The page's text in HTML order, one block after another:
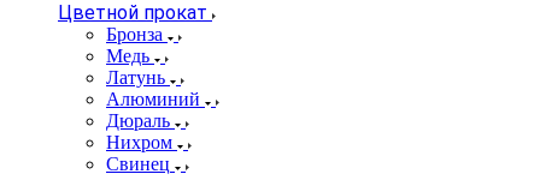
Цветной прокат
Бронза
Медь
Латунь
Алюминий
Дюраль
Нихром
Свинец